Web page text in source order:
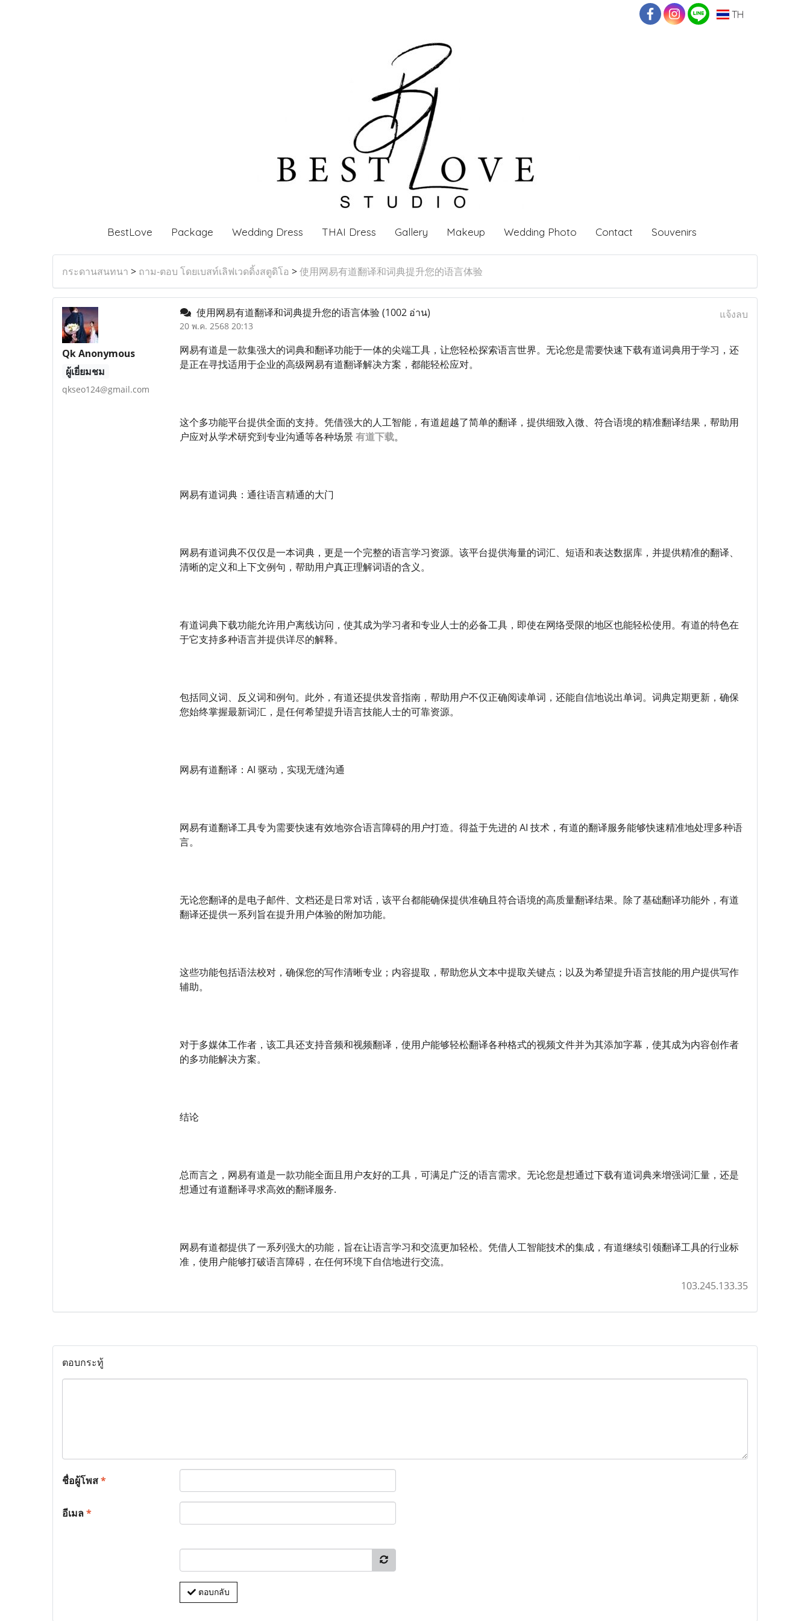
TH
BestLove Package Wedding Dress THAI Dress Gallery Makeup Wedding Photo Contact Souvenirs
กระดานสนทนา > ถาม-ตอบ โดยเบสท์เลิฟเวดดิ้งสตูดิโอ >使用网易有道翻译和词典提升您的语言体验
Qk Anonymous
ผู้เยี่ยมชม
qkseo124@gmail.com
使用网易有道翻译和词典提升您的语言体验(1002 อ่าน)
20 พ.ค. 2568 20:13
แจ้งลบ
网易有道是一款集强大的词典和翻译功能于一体的尖端工具，让您轻松探索语言世界。无论您是需要快速下载有道词典用于学习，还
是正在寻找适用于企业的高级网易有道翻译解决方案，都能轻松应对。
这个多功能平台提供全面的支持。凭借强大的人工智能，有道超越了简单的翻译，提供细致入微、符合语境的精准翻译结果，帮助用
户应对从学术研究到专业沟通等各种场景有道下载。
网易有道词典：通往语言精通的大门
网易有道词典不仅仅是一本词典，更是一个完整的语言学习资源。该平台提供海量的词汇、短语和表达数据库，并提供精准的翻译、
清晰的定义和上下文例句，帮助用户真正理解词语的含义。
有道词典下载功能允许用户离线访问，使其成为学习者和专业人士的必备工具，即使在网络受限的地区也能轻松使用。有道的特色在
于它支持多种语言并提供详尽的解释。
包括同义词、反义词和例句。此外，有道还提供发音指南，帮助用户不仅正确阅读单词，还能自信地说出单词。词典定期更新，确保
您始终掌握最新词汇，是任何希望提升语言技能人士的可靠资源。
网易有道翻译：AI 驱动，实现无缝沟通
网易有道翻译工具专为需要快速有效地弥合语言障碍的用户打造。得益于先进的 AI 技术，有道的翻译服务能够快速精准地处理多种语
言。
无论您翻译的是电子邮件、文档还是日常对话，该平台都能确保提供准确且符合语境的高质量翻译结果。除了基础翻译功能外，有道
翻译还提供一系列旨在提升用户体验的附加功能。
这些功能包括语法校对，确保您的写作清晰专业；内容提取，帮助您从文本中提取关键点；以及为希望提升语言技能的用户提供写作
辅助。
对于多媒体工作者，该工具还支持音频和视频翻译，使用户能够轻松翻译各种格式的视频文件并为其添加字幕，使其成为内容创作者
的多功能解决方案。
结论
总而言之，网易有道是一款功能全面且用户友好的工具，可满足广泛的语言需求。无论您是想通过下载有道词典来增强词汇量，还是
想通过有道翻译寻求高效的翻译服务.
网易有道都提供了一系列强大的功能，旨在让语言学习和交流更加轻松。凭借人工智能技术的集成，有道继续引领翻译工具的行业标
准，使用户能够打破语言障碍，在任何环境下自信地进行交流。
103.245.133.35
ตอบกระทู้
ชื่อผู้โพส*
อีเมล*
ตอบกลับ